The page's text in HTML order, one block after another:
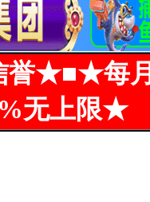
誉★■★每月
无上限★